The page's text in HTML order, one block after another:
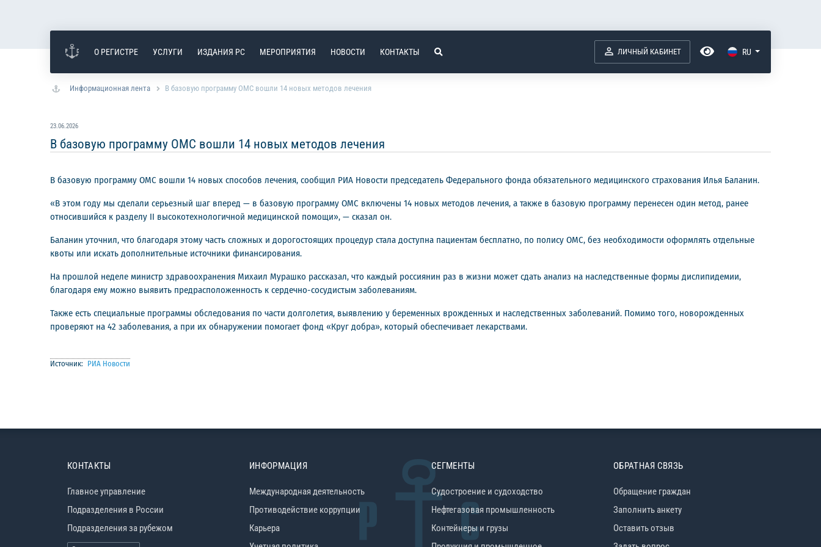
О РЕГИСТРЕ УСЛУГИ ИЗДАНИЯ РС МЕРОПРИЯТИЯ НОВОСТИ КОНТАКТЫ ЛИЧНЫЙ КАБИНЕТ RU
Информационная лента В базовую программу ОМС вошли 14 новых методов лечения
23.06.2026
В базовую программу ОМС вошли 14 новых методов лечения
В базовую программу ОМС вошли 14 новых способов лечения, сообщил РИА Новости председатель Федерального фонда обязательного медицинского страхования Илья Баланин.
«В этом году мы сделали серьезный шаг вперед — в базовую программу ОМС включены 14 новых методов лечения, а также в базовую программу перенесен один метод, ранее
относившийся к разделу II высокотехнологичной медицинской помощи», — сказал он.
Баланин уточнил, что благодаря этому часть сложных и дорогостоящих процедур стала доступна пациентам бесплатно, по полису ОМС, без необходимости оформлять отдельные
квоты или искать дополнительные источники финансирования.
На прошлой неделе министр здравоохранения Михаил Мурашко рассказал, что каждый россиянин раз в жизни может сдать анализ на наследственные формы дислипидемии,
благодаря ему можно выявить предрасположенность к сердечно-сосудистым заболеваниям.
Также есть специальные программы обследования по части долголетия, выявлению у беременных врожденных и наследственных заболеваний. Помимо того, новорожденных
проверяют на 42 заболевания, а при их обнаружении помогает фонд «Круг добра», который обеспечивает лекарствами.
Источник: РИА Новости
КОНТАКТЫ
Главное управление
Подразделения в России
Подразделения за рубежом
ИНФОРМАЦИЯ
Международная деятельность
Противодействие коррупции
Карьера
СЕГМЕНТЫ
Судостроение и судоходство
Нефтегазовая промышленность
Контейнеры и грузы
ОБРАТНАЯ СВЯЗЬ
Обращение граждан
Заполнить анкету
Оставить отзыв